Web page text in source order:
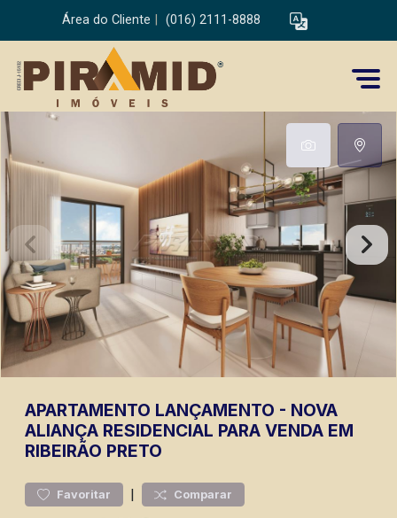
Área do Cliente (016) 2111-8888
APARTAMENTO LANÇAMENTO - NOVA
ALIANÇA RESIDENCIAL PARA VENDA EM
RIBEIRÃO PRETO
Favoritar | Comparar